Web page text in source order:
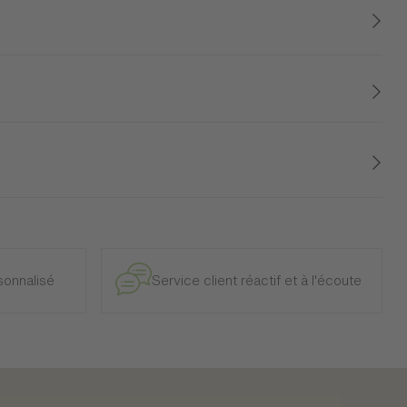
et intérieur, à l’exclusion des modèles d’exposition.
Service client réactif et à l'écoute